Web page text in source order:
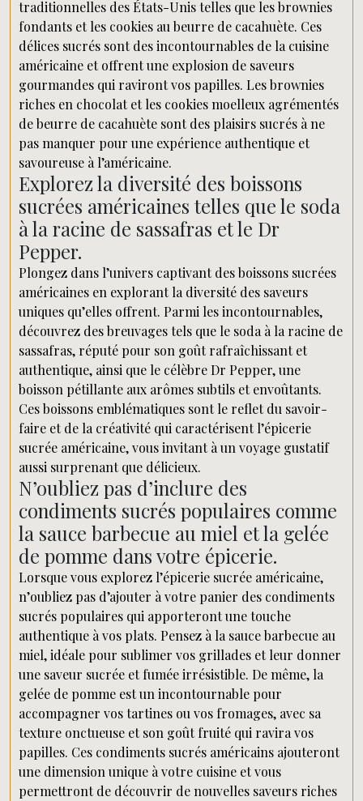
traditionnelles des États-Unis telles que les brownies
fondants et les cookies au beurre de cacahuète. Ces
délices sucrés sont des incontournables de la cuisine
américaine et offrent une explosion de saveurs
gourmandes qui raviront vos papilles. Les brownies
riches en chocolat et les cookies moelleux agrémentés
de beurre de cacahuète sont des plaisirs sucrés à ne
pas manquer pour une expérience authentique et
savoureuse à l’américaine.
Explorez la diversité des boissons
sucrées américaines telles que le soda
à la racine de sassafras et le Dr
Pepper.
Plongez dans l’univers captivant des boissons sucrées
américaines en explorant la diversité des saveurs
uniques qu’elles offrent. Parmi les incontournables,
découvrez des breuvages tels que le soda à la racine de
sassafras, réputé pour son goût rafraîchissant et
authentique, ainsi que le célèbre Dr Pepper, une
boisson pétillante aux arômes subtils et envoûtants.
Ces boissons emblématiques sont le reflet du savoir-
faire et de la créativité qui caractérisent l’épicerie
sucrée américaine, vous invitant à un voyage gustatif
aussi surprenant que délicieux.
N’oubliez pas d’inclure des
condiments sucrés populaires comme
la sauce barbecue au miel et la gelée
de pomme dans votre épicerie.
Lorsque vous explorez l’épicerie sucrée américaine,
n’oubliez pas d’ajouter à votre panier des condiments
sucrés populaires qui apporteront une touche
authentique à vos plats. Pensez à la sauce barbecue au
miel, idéale pour sublimer vos grillades et leur donner
une saveur sucrée et fumée irrésistible. De même, la
gelée de pomme est un incontournable pour
accompagner vos tartines ou vos fromages, avec sa
texture onctueuse et son goût fruité qui ravira vos
papilles. Ces condiments sucrés américains ajouteront
une dimension unique à votre cuisine et vous
permettront de découvrir de nouvelles saveurs riches